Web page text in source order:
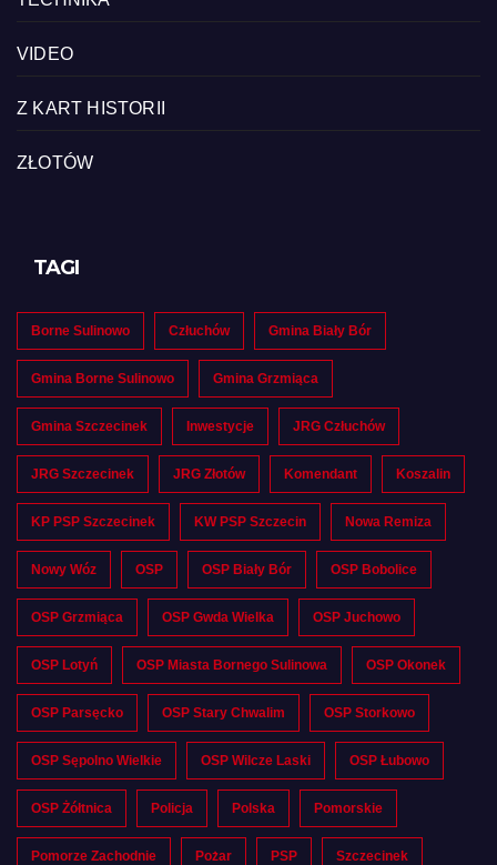
VIDEO
Z KART HISTORII
ZŁOTÓW
TAGI
Borne Sulinowo Człuchów Gmina Biały Bór
Gmina Borne Sulinowo Gmina Grzmiąca
Gmina Szczecinek Inwestycje JRG Człuchów
JRG Szczecinek JRG Złotów Komendant Koszalin
KP PSP Szczecinek KW PSP Szczecin Nowa Remiza
Nowy Wóz OSP OSP Biały Bór OSP Bobolice
OSP Grzmiąca OSP Gwda Wielka OSP Juchowo
OSP Lotyń OSP Miasta Bornego Sulinowa OSP Okonek
OSP Parsęcko OSP Stary Chwalim OSP Storkowo
OSP Sępolno Wielkie OSP Wilcze Laski OSP Łubowo
OSP Żółtnica Policja Polska Pomorskie
Pomorze Zachodnie Pożar PSP Szczecinek